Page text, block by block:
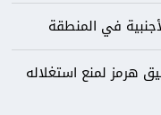
في المنطقة
هرمز لمنع استغلاله